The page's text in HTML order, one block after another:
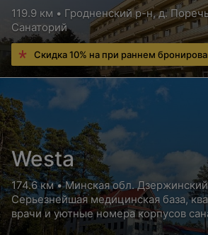
119.9 км • Гродненский р-н, д.
Санаторий
Скидка 10% на при раннем
Westa
174.6 км • Минская обл.
Серьезнейшая медицинская база,
врачи и уютные номера корпусов
Вам высококлассный отдых с